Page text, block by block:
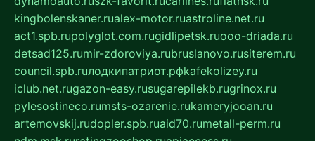
kingbolenskaner.rualex-motor.ruastroline.net.ru
act1.spb.rupolyglot.com.rugidlipetsk.ruooo-driada.ru
detsad125.rumir-zdoroviya.rubruslanovo.rusiterem.ru
council.spb.ruлодкипатриот.рфkafekolizey.ru
iclub.net.rugazon-easy.rusugarepilekb.rugrinox.ru
pylesostineco.rumsts-ozarenie.rukameryjooan.ru
artemovskij.rudopler.spb.ruaid70.rumetall-perm.ru